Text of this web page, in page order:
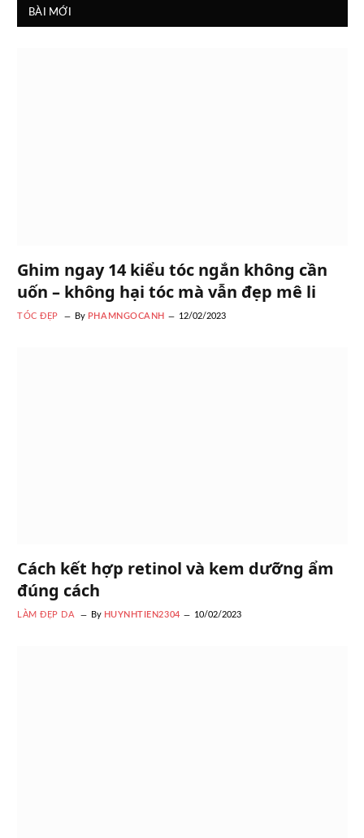
BÀI MỚI
Ghim ngay 14 kiểu tóc ngắn không cần
uốn – không hại tóc mà vẫn đẹp mê li
TÓC ĐẸP By PHAMNGOCANH 12/02/2023
Cách kết hợp retinol và kem dưỡng ẩm
đúng cách
LÀM ĐẸP DA By HUYNHTIEN2304 10/02/2023